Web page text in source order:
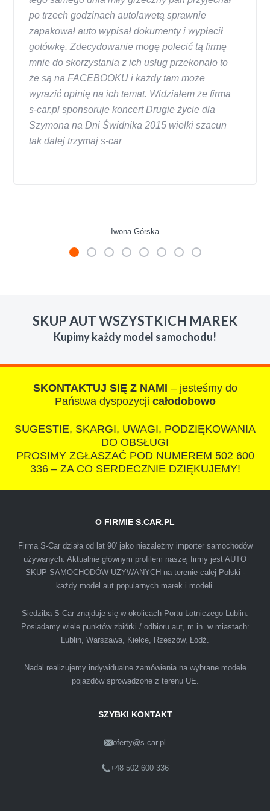
po trzech godzinach autolawetą sprawnie
zapakował auto wypisał dokumenty i wypłacił
gotówkę. Zdecydowanie mogę polecić tą firmę
mnie do skorzystania z ich usług przekonało to
że są na FACEBOOKU i każdy tam może
wyrazić opinię na ich temat. Widziałem że firma
s-car.pl sponsoruje koncert Drugie życie dla
Szymona na Dni Świdnika 2015 wielki szacun
tak dalej trzymaj s-car
Iwona Górska
roznym stanie i roznym wieku, za kazdym
razem z laweta ten sam przesympatyczny,
czlowiek. Doradzil telefonicznie, zaproponowal
rozsadna cene i od reki zalatwil sprawe. Jesli
nie chcecie natknac sie na spaslych
polecam s-car.pl
IZA
Polecam firmę s-car ze Świdnika. Dawno nie
podejściem. Szybko, sprawnie, w miłej
atmosferze. Nie wiedziałem, że sprzedaż
samochodu może być załatwiona tak
warunkach finansowych.
Lublin
SKUP AUT WSZYSTKICH MAREK
Kupimy każdy model samochodu!
SKONTAKTUJ SIĘ Z NAMI – jesteśmy do
Państwa dyspozycji całodobowo
SUGESTIE, SKARGI, UWAGI, PODZIĘKOWANIA
DO OBSŁUGI
PROSIMY ZGŁASZAĆ POD NUMEREM 502 600
336 – ZA CO SERDECZNIE DZIĘKUJEMY!
O FIRMIE S.CAR.PL
Firma S-Car działa od lat 90' jako niezależny importer samochodów
używanych. Aktualnie głównym profilem naszej firmy jest AUTO
SKUP SAMOCHODÓW UŻYWANYCH na terenie całej Polski -
każdy model aut popularnych marek i modeli.
Siedziba S-Car znajduje się w okolicach Portu Lotniczego Lublin.
Posiadamy wiele punktów zbiórki / odbioru aut, m.in. w miastach:
Lublin, Warszawa, Kielce, Rzeszów, Łódź.
Nadal realizujemy indywidualne zamówienia na wybrane modele
pojazdów sprowadzone z terenu UE.
SZYBKI KONTAKT
oferty@s-car.pl
+48 502 600 336